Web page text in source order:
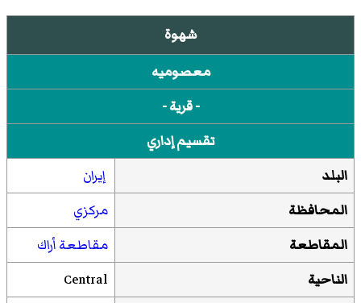
شهوة
معصوميه
- قرية -
تقسيم إداري
البلد
إيران
المحافظة
مركزي
المقاطعة
مقاطعة أراك
الناحية
Central